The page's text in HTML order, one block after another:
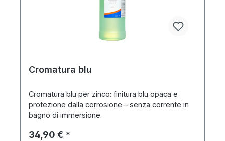
Cromatura blu
Cromatura blu per zinco: finitura blu opaca e
protezione dalla corrosione – senza corrente in
bagno di immersione.
Prezzo normale:
34,90 € *